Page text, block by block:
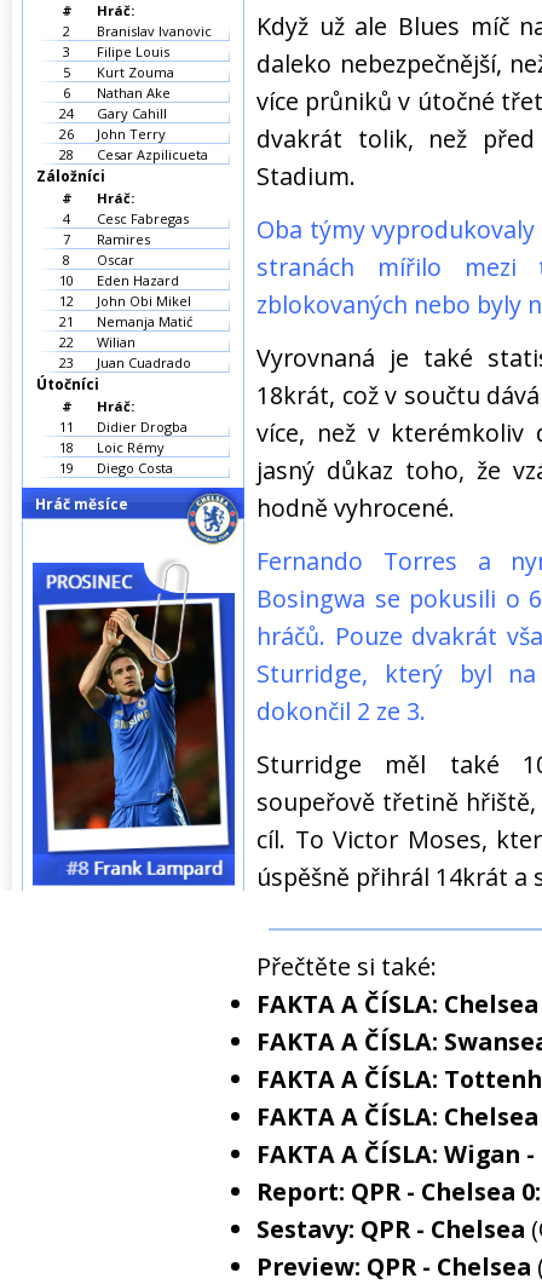
Když už ale Blues míč
daleko nebezpečnější,
více průniků v útočné
dvakrát tolik, než
Stadium.
Oba týmy
stranách mířilo
zblokovaných nebo byly
Vyrovnaná je také
18krát, což v součtu
více, než v kterémkoliv
jasný důkaz toho, že
hodně vyhrocené.
Fernando Torres a
Bosingwa se pokusili o
hráčů. Pouze dvakrát
Sturridge, který byl
dokončil 2 ze 3.
Sturridge měl také
soupeřově třetině hřiště,
cíl. To Victor Moses,
úspěšně přihrál 14krát a
Přečtěte si také:
FAKTA A ČÍSLA:
FAKTA A ČÍSLA:
FAKTA A ČÍSLA:
FAKTA A ČÍSLA:
FAKTA A ČÍSLA: Wigan
Report: QPR - Chelsea
Sestavy: QPR - Chelsea
Preview: QPR - Chelsea
#
Hráč:
2
Branislav Ivanovic
3
Filipe Louis
5
Kurt Zouma
6
Nathan Ake
24
Gary Cahill
26
John Terry
28
Cesar Azpilicueta
Záložníci
#
Hráč:
4
Cesc Fabregas
7
Ramires
8
Oscar
10
Eden Hazard
12
John Obi Mikel
21
Nemanja Matić
22
Wilian
23
Juan Cuadrado
Útočníci
#
Hráč:
11
Didier Drogba
18
Loic Rémy
19
Diego Costa
Hráč měsíce